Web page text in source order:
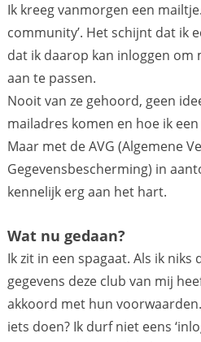
Ik kreeg vanmorgen een
community’. Het schijnt dat ik
dat ik daarop kan inloggen om
aan te passen.
Nooit van ze gehoord, geen
mailadres komen en hoe ik
Maar met de AVG (Algemene
Gegevensbescherming) in
kennelijk erg aan het hart.
Wat nu gedaan?
Ik zit in een spagaat. Als ik niks
gegevens deze club van mij
akkoord met hun
iets doen? Ik durf niet eens